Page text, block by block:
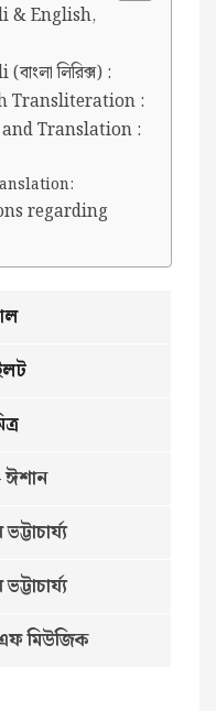
& English,
লিরিক্স) :
Transliteration :
Translation :
regarding
ঈশান
মিউজিক